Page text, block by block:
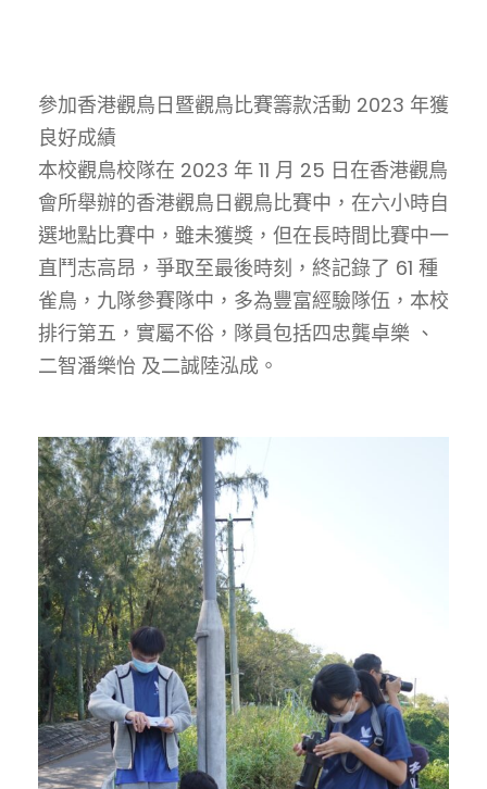
參加香港觀鳥日暨觀鳥比賽籌款活動 2023 年獲
良好成績
本校觀鳥校隊在 2023 年 11 月 25 日在香港觀鳥
會所舉辦的香港觀鳥日觀鳥比賽中，在六小時自
選地點比賽中，雖未獲獎，但在長時間比賽中一
直鬥志高昂，爭取至最後時刻，終記錄了 61 種
雀鳥，九隊參賽隊中，多為豐富經驗隊伍，本校
排行第五，實屬不俗，隊員包括四忠龔卓樂 、
二智潘樂怡 及二誠陸泓成。